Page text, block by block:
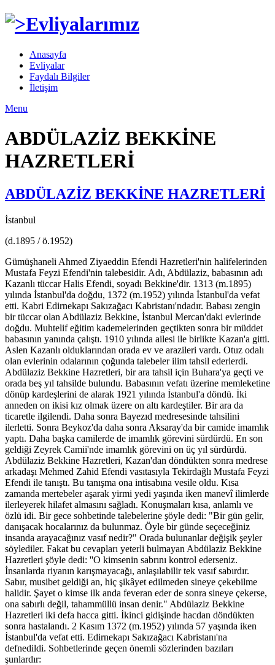
Anasayfa
Evliyalar
Faydalı Bilgiler
İletişim
Menu
ABDÜLAZİZ BEKKİNE
HAZRETLERİ
ABDÜLAZİZ BEKKİNE HAZRETLERİ
İstanbul
(d.1895 / ö.1952)
Gümüşhaneli Ahmed Ziyaeddin Efendi Hazretleri'nin halifelerinden
Mustafa Feyzi Efendi'nin talebesidir. Adı, Abdülaziz, babasının adı
Kazanlı tüccar Halis Efendi, soyadı Bekkine'dir. 1313 (m.1895)
yılında İstanbul'da doğdu, 1372 (m.1952) yılında İstanbul'da vefat
etti. Kabri Edirnekapı Sakızağacı Kabristanı'ndadır. Babası zengin
bir tüccar olan Abdülaziz Bekkine, İstanbul Mercan'daki evlerinde
doğdu. Muhtelif eğitim kademelerinden geçtikten sonra bir müddet
babasının yanında çalıştı. 1910 yılında ailesi ile birlikte Kazan'a gitti.
Aslen Kazanlı olduklarından orada ev ve arazileri vardı. Otuz odalı
olan evlerinin odalarının çoğunda talebeler ilim tahsil ederlerdi.
Abdülaziz Bekkine Hazretleri, bir ara tahsil için Buhara'ya geçti ve
orada beş yıl tahsilde bulundu. Babasının vefatı üzerine memleketine
dönüp kardeşle­rini de alarak 1921 yılında İstanbul'a döndü. İki
anneden on ikisi kız olmak üzere on altı kardeştiler. Bir ara da
ticaretle ilgilendi. Daha sonra Bayezıd med­resesinde tahsilini
ilerletti. Sonra Beykoz'da daha sonra Aksaray'da bir camide imamlık
yaptı. Daha başka camilerde de imamlık görevini sürdürdü. En son
geldiği Zeyrek Camii'nde imamlık görevini on üç yıl sürdürdü.
Abdülaziz Bekkine Hazretleri, Kazan'dan döndükten sonra medrese
ar­kadaşı Mehmed Zahid Efendi vasıtasıyla Tekirdağlı Mustafa Feyzi
Efendi ile tanıştı. Bu tanışma ona intisabına vesile oldu. Kısa
zamanda mertebeler aşarak yirmi yedi yaşında iken manevî ilimlerde
ilerleyerek hilafet almasını sağladı. Konuşmaları kısa, anlamlı ve
özlü idi. Bir gece sohbetinde talebelerine şöyle dedi: "Bir gün gelir,
danışacak hocalarınız da bulunmaz. Öyle bir günde seçe­ceğiniz
insanda arayacağınız vasıf nedir?" Orada bulunanlar değişik şeyler
söylediler. Fakat bu cevapları yeterli bulmayan Abdülaziz Bekkine
Hazretleri şöyle dedi: ''O kimsenin sabrını kontrol ederseniz.
İnsanlarda riyanın karışmayacağı, anlaşılabilir tek vasıf sabırdır.
Sabır, musibet geldiği an, hiç şikâyet edilmeden sineye çekebilme
halidir. Şayet o kimse ilk anda feveran eder de sonra sineye çekerse,
ona sabırlı değil, tahammüllü insan denir." Abdülaziz Bekkine
Hazretleri iki defa hacca gitti. İkinci gidişinde hacdan döndükten
sonra hastalandı. 2 Kasım 1372 (m.1952) yılında 57 yaşında iken
İstanbul'da vefat etti. Edirnekapı Sakızağacı Kabristanı'na
defnedildi. Sohbetlerinde geçen önemli sözlerinden bazıları
şunlardır: